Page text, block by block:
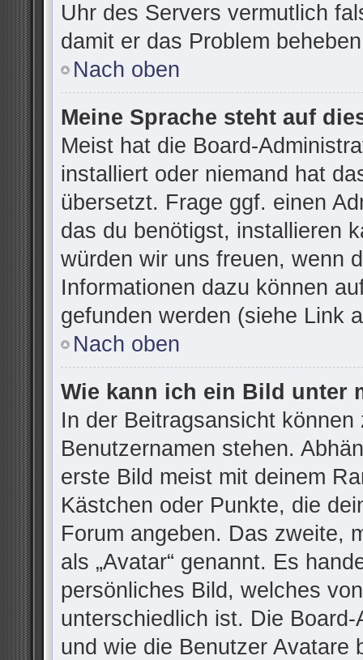
Uhr des Servers vermutlich
damit er das Problem
Nach oben
Meine Sprache steht auf
Meist hat die Board-
installiert oder niemand hat
übersetzt. Frage ggf. einen
das du benötigst, installieren
würden wir uns freuen, wenn
Informationen dazu können
gefunden werden (siehe Link
Nach oben
Wie kann ich ein Bild unter
In der Beitragsansicht
Benutzernamen stehen.
erste Bild meist mit deinem
Kästchen oder Punkte, die
Forum angeben. Das zweite,
als „Avatar“ genannt. Es
persönliches Bild, welches
unterschiedlich ist. Die
und wie die Benutzer Avatare